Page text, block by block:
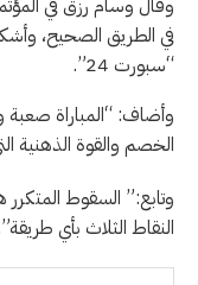
وقال وسام رزق في
في الطريق الصحيح،
“سبورت 24”.
وأضاف: “المباراة صعبة
الخصم والقوة الذهنية
وتابع:” السقوط
النقاط الثلاث بأي